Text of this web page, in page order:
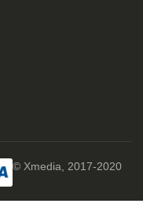
© Xmedia, 2017-2020